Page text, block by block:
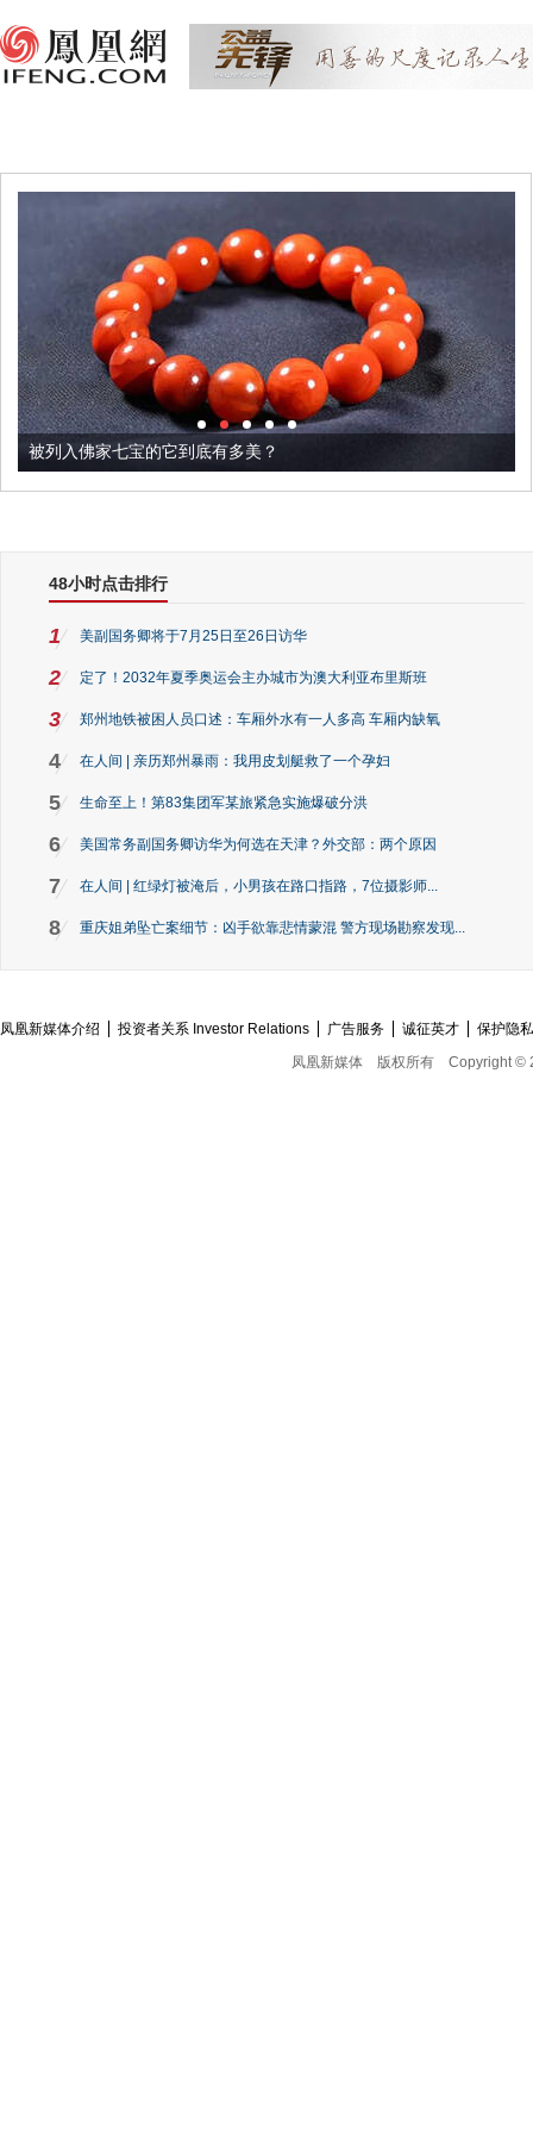
被列入佛家七宝的它到底有多美？
48小时点击排行
1 美副国务卿将于7月25日至26日访华
2 定了！2032年夏季奥运会主办城市为澳大利亚布里斯班
3 郑州地铁被困人员口述：车厢外水有一人多高 车厢内缺氧
4 在人间 | 亲历郑州暴雨：我用皮划艇救了一个孕妇
5 生命至上！第83集团军某旅紧急实施爆破分洪
6 美国常务副国务卿访华为何选在天津？外交部：两个原因
7 在人间 | 红绿灯被淹后，小男孩在路口指路，7位摄影师...
8 重庆姐弟坠亡案细节：凶手欲靠悲情蒙混 警方现场勘察发现...
凤凰新媒体介绍 投资者关系 Investor Relations 广告服务 诚征英才
保护隐
凤凰新媒体
版权所有 Copyright ©